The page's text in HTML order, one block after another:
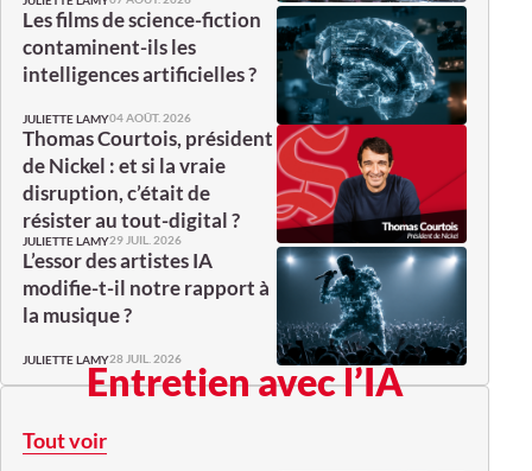
Les films de science-fiction
contaminent-ils les
intelligences artificielles ?
JULIETTE LAMY04 AOÛT. 2026
Thomas Courtois, président
de Nickel : et si la vraie
disruption, c’était de
résister au tout-digital ?
JULIETTE LAMY29 JUIL. 2026
L’essor des artistes IA
modifie-t-il notre rapport à
la musique ?
JULIETTE LAMY28 JUIL. 2026
Entretien avec l’IA
Tout voir